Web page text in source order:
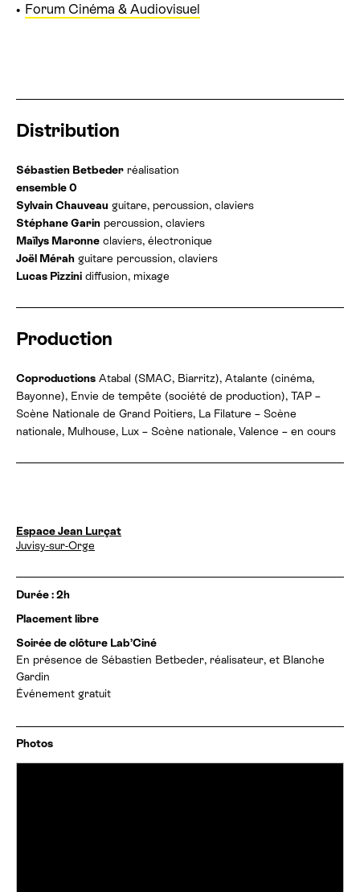
Forum Cinéma & Audiovisuel
Distribution
Sébastien Betbeder réalisation
ensemble 0
Sylvain Chauveau guitare, percussion, claviers
Stéphane Garin percussion, claviers
Maïlys Maronne claviers, électronique
Joël Mérah guitare percussion, claviers
Lucas Pizzini diffusion, mixage
Production
Coproductions Atabal (SMAC, Biarritz), Atalante (cinéma,
Bayonne), Envie de tempête (société de production), TAP –
Scène Nationale de Grand Poitiers, La Filature – Scène
nationale, Mulhouse, Lux – Scène nationale, Valence – en cours
D
a
s
e
t
o
r
a
i
:
Espace Jean Lurçat
Juvisy-sur-Orge
I
f
o
r
m
a
t
n
Durée : 2h
Placement libre
Soirée de clôture Lab’Ciné
En présence de Sébastien Betbeder, réalisateur, et Blanche
Gardin
Événement gratuit
Photos